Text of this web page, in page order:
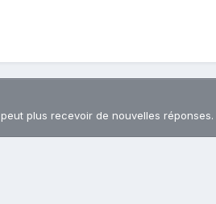
plus recevoir de nouvelles réponses.